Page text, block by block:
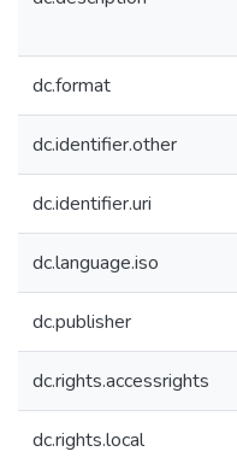
dc.format
dc.identifier.other
dc.identifier.uri
dc.language.iso
dc.publisher
dc.rights.accessrights
dc.rights.local